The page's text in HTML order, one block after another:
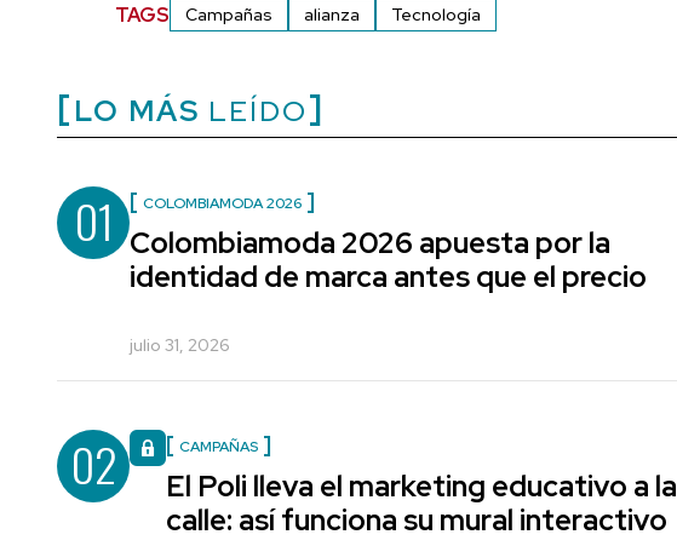
TAGS Campañas alianza Tecnología
LO MÁS LEÍDO
01 COLOMBIAMODA 2026
Colombiamoda 2026 apuesta por la
identidad de marca antes que el precio
julio 31, 2026
02 CAMPAÑAS
El Poli lleva el marketing educativo a la
calle: así funciona su mural interactivo